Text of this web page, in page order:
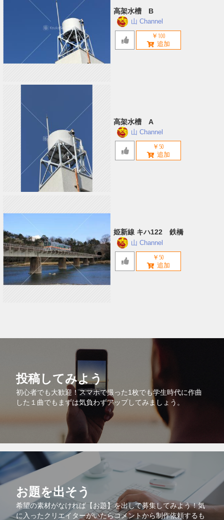
高架水槽 B
山 Channel
￥100
高架水槽 A
山 Channel
￥50
姫新線 キハ122 鉄橋
山 Channel
￥50
投稿してみよう
初心者でも大歓迎！スマホで撮った1枚でも学生時代に作曲
した１曲でもまずは気負わずアップしてみましょう。
お題を出そう
希望の素材がなければ【お題】を出して募集してみよう！気
に入ったクリエイターがいたらコメントから制作依頼するも